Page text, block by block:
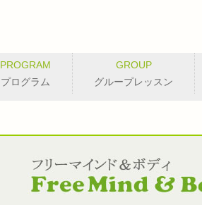
PROGRAM
プログラム
GROUP
グループレッスン